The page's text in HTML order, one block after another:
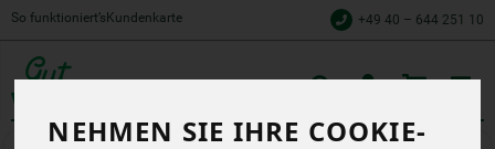
NEHMEN SIE IHRE COOKIE-
So funktioniert’s Kundenkarte +49 40 – 644 251 10
cart